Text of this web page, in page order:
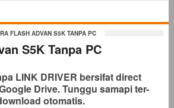
FLASH ADVAN S5K TANPA PC
S5K Tanpa PC
LINK DRIVER bersifat direct
Drive. Tunggu samapi ter-
otomatis.